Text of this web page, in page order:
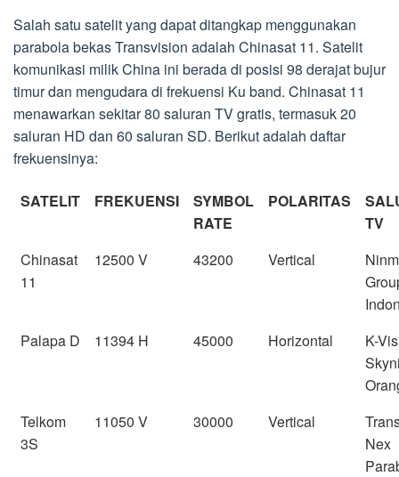
Salah satu satelit yang dapat ditangkap menggunakan
parabola bekas Transvision adalah Chinasat 11. Satelit
komunikasi milik China ini berada di posisi 98 derajat bujur
timur dan mengudara di frekuensi Ku band. Chinasat 11
menawarkan sekitar 80 saluran TV gratis, termasuk 20
saluran HD dan 60 saluran SD. Berikut adalah daftar
frekuensinya:
SATELIT FREKUENSI
SYMBOL
RATE
POLARITAS
TV
Chinasat
11
12500 V 43200 Vertical
Palapa D
11394 H 45000 Horizontal
K-
Telkom
3S
11050 V 30000 Vertical
Nex